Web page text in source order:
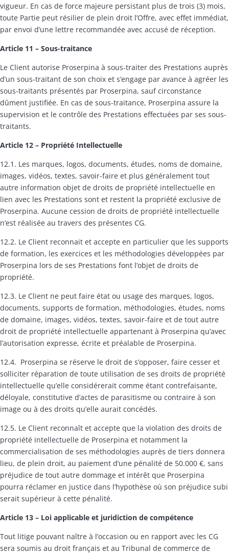
vigueur. En cas de force majeure persistant plus de trois (3) mois,
toute Partie peut résilier de plein droit l’Offre, avec effet immédiat,
par envoi d’une lettre recommandée avec accusé de réception.
Article 11 – Sous-traitance
Le Client autorise Proserpina à sous-traiter des Prestations auprès
d’un sous-traitant de son choix et s’engage par avance à agréer les
sous-traitants présentés par Proserpina, sauf circonstance
dûment justifiée. En cas de sous-traitance, Proserpina assure la
supervision et le contrôle des Prestations effectuées par ses sous-
traitants.
Article 12 – Propriété Intellectuelle
12.1. Les marques, logos, documents, études, noms de domaine,
images, vidéos, textes, savoir-faire et plus généralement tout
autre information objet de droits de propriété intellectuelle en
lien avec les Prestations sont et restent la propriété exclusive de
Proserpina. Aucune cession de droits de propriété intellectuelle
n’est réalisée au travers des présentes CG.
12.2. Le Client reconnait et accepte en particulier que les supports
de formation, les exercices et les méthodologies développées par
Proserpina lors de ses Prestations font l’objet de droits de
propriété.
12.3. Le Client ne peut faire état ou usage des marques, logos,
documents, supports de formation, méthodologies, études, noms
de domaine, images, vidéos, textes, savoir-faire et de tout autre
droit de propriété intellectuelle appartenant à Proserpina qu’avec
l’autorisation expresse, écrite et préalable de Proserpina.
12.4. Proserpina se réserve le droit de s’opposer, faire cesser et
solliciter réparation de toute utilisation de ses droits de propriété
intellectuelle qu’elle considérerait comme étant contrefaisante,
déloyale, constitutive d’actes de parasitisme ou contraire à son
image ou à des droits qu’elle aurait concédés.
12.5. Le Client reconnaît et accepte que la violation des droits de
propriété intellectuelle de Proserpina et notamment la
commercialisation de ses méthodologies auprès de tiers donnera
lieu, de plein droit, au paiement d’une pénalité de 50.000 €, sans
préjudice de tout autre dommage et intérêt que Proserpina
pourra réclamer en justice dans l’hypothèse où son préjudice subi
serait supérieur à cette pénalité.
Article 13 – Loi applicable et juridiction de compétence
Tout litige pouvant naître à l’occasion ou en rapport avec les CG
sera soumis au droit français et au Tribunal de commerce de